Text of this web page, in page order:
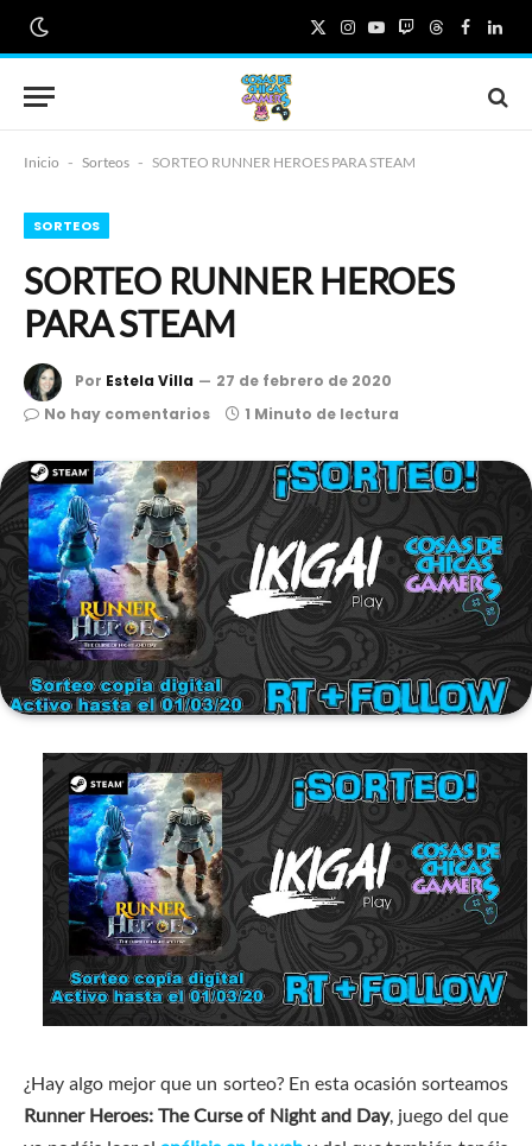
X
(Twitter)
Instagram
YouTube
TwitchThreads
Inicio - Sorteos - SORTEO RUNNER HEROES PARA STEAM
SORTEOS
SORTEO RUNNER HEROES
PARA STEAM
Por Estela Villa
27 de febrero de 2020
No hay comentarios
1 Minuto de lectura
¿Hay algo mejor que un sorteo? En esta ocasión sorteamos
Runner Heroes: The Curse of Night and Day, juego del que